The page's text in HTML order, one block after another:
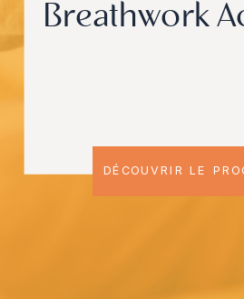
DÉCOUVRIR LE
Breathwork